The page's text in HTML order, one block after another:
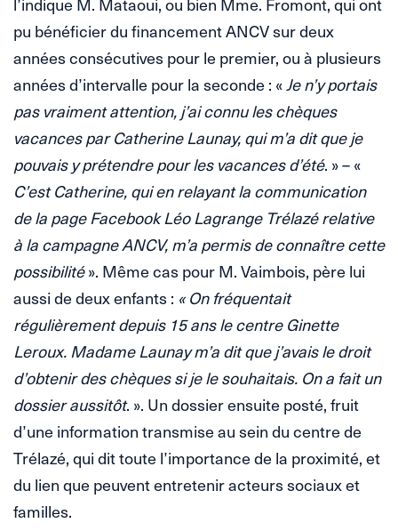
pu bénéficier du financement ANCV sur deux
années consécutives pour le premier, ou à plusieurs
années d’intervalle pour la seconde : «Je n’y portais
pas vraiment attention, j’ai connu les chèques
vacances par Catherine Launay, qui m’a dit que je
pouvais y prétendre pour les vacances d’été. » – «
C’est Catherine, qui en relayant la communication
de la page Facebook Léo Lagrange Trélazé relative
à la campagne ANCV, m’a permis de connaître cette
possibilité». Même cas pour M. Vaimbois, père lui
aussi de deux enfants : « On fréquentait
régulièrement depuis 15 ans le centre Ginette
Leroux. Madame Launay m’a dit que j’avais le droit
d’obtenir des chèques si je le souhaitais. On a fait un
dossier aussitôt. ». Un dossier ensuite posté, fruit
d’une information transmise au sein du centre de
Trélazé, qui dit toute l’importance de la proximité, et
du lien que peuvent entretenir acteurs sociaux et
familles.